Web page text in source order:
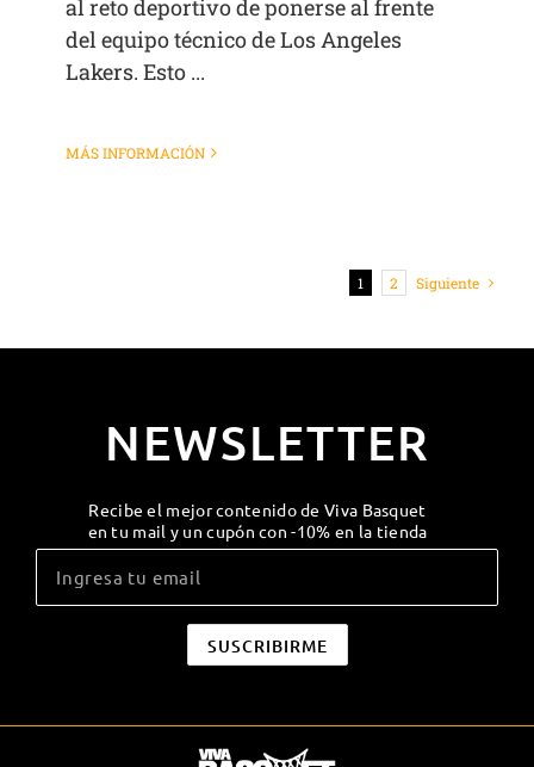
al reto deportivo de ponerse al frente
del equipo técnico de Los Angeles
Lakers. Esto ...
MÁS INFORMACIÓN
1 2 Siguiente
NEWSLETTER
Recibe el mejor contenido de Viva Basquet
en tu mail y un cupón con -10% en la tienda